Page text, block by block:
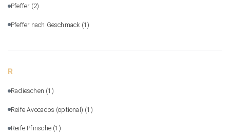
Pfeffer (2)
Pfeffer nach Geschmack (1)
R
Radieschen (1)
Reife Avocados (optional) (1)
Reife Pfirische (1)